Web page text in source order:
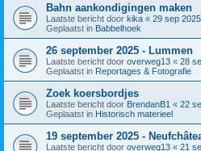
Bahn aankondigingen maken
Laatste bericht door kika « 29 sep
Geplaatst in Babbelhoek
26 september 2025 - Lummen
Laatste bericht door overweg13 « 28
Geplaatst in Reportages & Fotografie
Zoek koersbordjes
Laatste bericht door BrendanB1 « 22
Geplaatst in Historisch materieel
19 september 2025 -
Laatste bericht door overweg13 « 21